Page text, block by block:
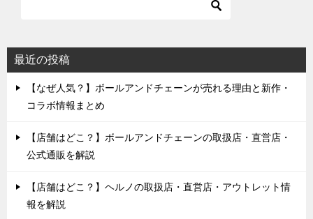
最近の投稿
【なぜ人気？】ボールアンドチェーンが売れる理由と新作・
コラボ情報まとめ
【店舗はどこ？】ボールアンドチェーンの取扱店・直営店・
公式通販を解説
【店舗はどこ？】ヘルノの取扱店・直営店・アウトレット情
報を解説